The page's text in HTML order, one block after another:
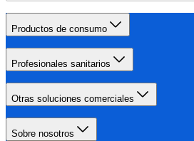
Productos de consumo
Profesionales sanitarios
Otras soluciones comerciales
Sobre nosotros